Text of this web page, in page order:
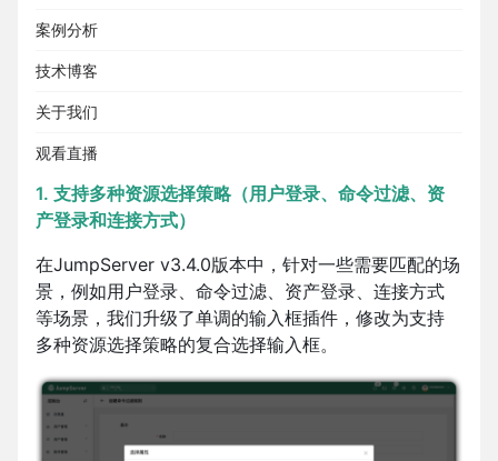
案例分析
技术博客
关于我们
观看直播
X-Pack增强包
用户对接自己的短信平台。
1. 支持多种资源选择策略（用户登录、命令过滤、资
产登录和连接方式）
在JumpServer v3.4.0版本中，针对一些需要匹配的场
景，例如用户登录、命令过滤、资产登录、连接方式
等场景，我们升级了单调的输入框插件，修改为支持
多种资源选择策略的复合选择输入框。